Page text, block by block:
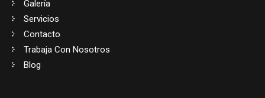
Galería
Servicios
Contacto
Trabaja Con Nosotros
Blog